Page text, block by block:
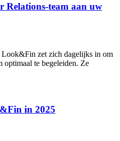
Relations-team aan uw
zet zich dagelijks in om
optimaal te begeleiden. Ze
in 2025